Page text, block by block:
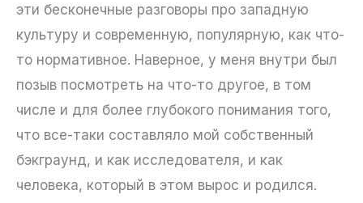
эти бесконечные разговоры про западную
культуру и современную, популярную, как что-
то нормативное. Наверное, у меня внутри был
позыв посмотреть на что-то другое, в том
числе и для более глубокого понимания того,
что все-таки составляло мой собственный
бэкграунд, и как исследователя, и как
человека, который в этом вырос и родился.